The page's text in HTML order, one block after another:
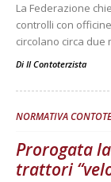
La Federazione
controlli con
circolano circa due
Di Il Contoterzista
NORMATIVA
Prorogata
trattori